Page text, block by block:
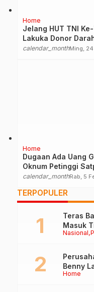
Home
Jelang HUT TNI
Lakuka Donor
Pengobatan Gratis
calendar_monthMing,
Home
Dugaan Ada Uang
Oknum Petinggi
calendar_monthRab, 5
TERPOPULER
Nasional
Teras
Masuk
Penilai
Home
Benny